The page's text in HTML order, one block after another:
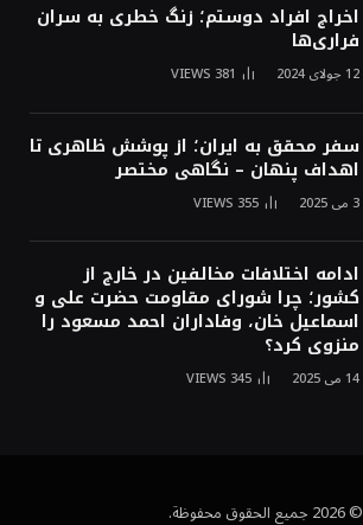
اخراج افراد دوستم؛ زنگ خطری به سران
فراری‌ها
12 جولای 2024 381
VIEWS
سفر محقق به ایران؛ از پوشش ظاهری تا
اهداف پنهان – نگاهی مختصر
3 می 2025 355
VIEWS
ادامه اختلافات مخالفین در خارج از
کشور؛ چرا شورای مقاومت حضرت علی و
اسماعیل خان، وفاداران احمد مسعود را
منزوی کرد؟
14 می 2025 345
VIEWS
© 2026 جميع الحقوق محفوظة.